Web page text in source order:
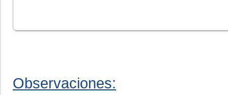
Observaciones: